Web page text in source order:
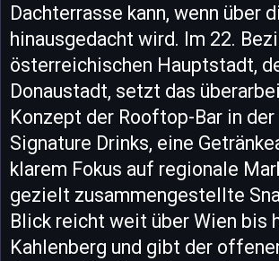
Dachterrasse kann, wenn über
hinausgedacht wird. Im 22.
österreichischen Hauptstadt,
Donaustadt, setzt das
Konzept der Rooftop-Bar in
Signature Drinks, eine
klarem Fokus auf regionale
gezielt zusammengestellte
Blick reicht weit über Wien bis
Kahlenberg und gibt der